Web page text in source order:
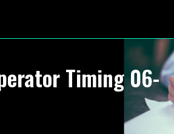
Timing 06-